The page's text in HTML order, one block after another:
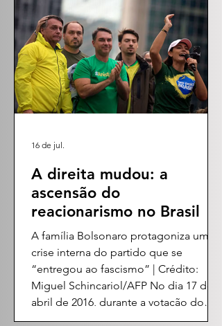
uma transformação política construída
ao longo de anos? Essa é a pergunta
que orienta Quando a direita mudou: a
emergência do reacionarismo no
Brasil, novo livro do sociólogo,
cientista político,
A direita mudou: a
ascensão do
reacionarismo no Brasil
A família Bolsonaro protagoniza uma
crise interna do partido que se
“entregou ao fascismo” | Crédito:
Miguel Schincariol/AFP No dia 17 de
abril de 2016, durante a votação do
impeachment da presidenta Dilma
16 de jul.